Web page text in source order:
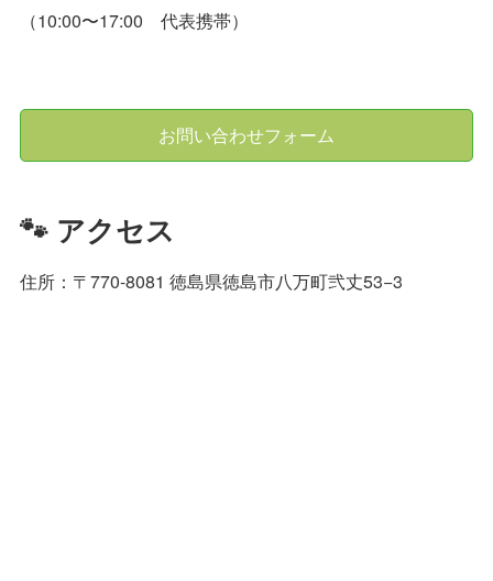
（10:00〜17:00 代表携帯）
お問い合わせフォーム
🐾 アクセス
住所：〒770-8081 徳島県徳島市八万町弐丈53−3